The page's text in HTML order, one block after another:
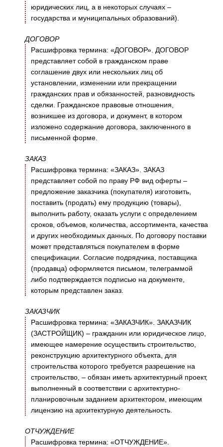
юридических лиц, а в некоторых случаях –
государства и муниципальных образований).
ДОГОВОР
Расшифровка термина: «ДОГОВОР». ДОГОВОР
представляет собой в гражданском праве
соглашение двух или нескольких лиц об
установлении, изменении или прекращении
гражданских прав и обязанностей, разновидность
сделки. Гражданское правовые отношения,
возникшее из договора, и документ, в котором
изложено содержание договора, заключенного в
письменной форме.
ЗАКАЗ
Расшифровка термина: «ЗАКАЗ». ЗАКАЗ
представляет собой по праву РФ вид оферты –
предложение заказчика (покупателя) изготовить,
поставить (продать) ему продукцию (товары),
выполнить работу, оказать услуги с определением
сроков, объемов, количества, ассортимента, качества
и других необходимых данных. По договору поставки
может представляться покупателем в форме
спецификации. Согласие подрядчика, поставщика
(продавца) оформляется письмом, телеграммой
либо подтверждается подписью на документе,
которым представлен заказ.
ЗАКАЗЧИК
Расшифровка термина: «ЗАКАЗЧИК». ЗАКАЗЧИК
(ЗАСТРОЙЩИК) – гражданин или юридическое лицо,
имеющее намерение осуществить строительство,
реконструкцию архитектурного объекта, для
строительства которого требуется разрешение на
строительство, – обязан иметь архитектурный проект,
выполненный в соответствии с архитектурно-
планировочным заданием архитектором, имеющим
лицензию на архитектурную деятельность.
ОТЧУЖДЕНИЕ
Расшифровка термина: «ОТЧУЖДЕНИЕ».